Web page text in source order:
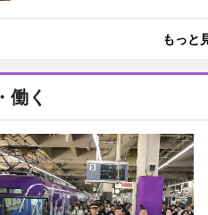
もっと
働く